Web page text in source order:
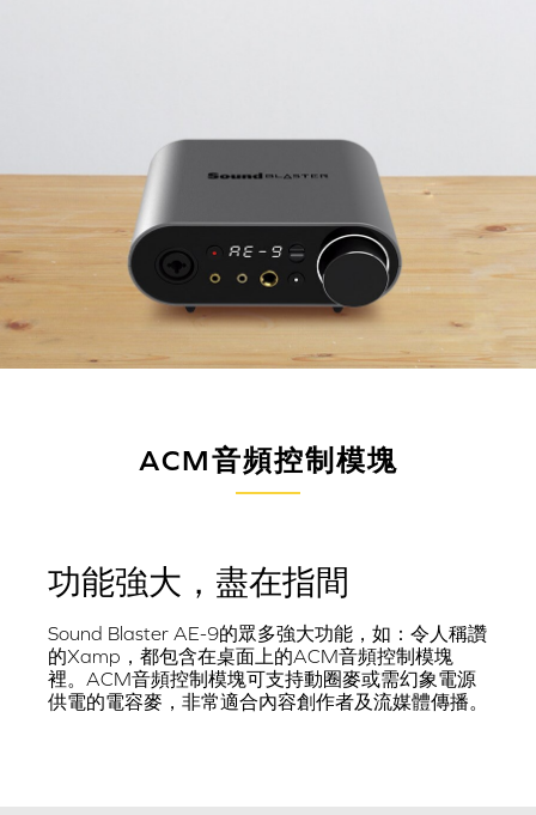
ACM音頻控制模塊
功能強大，盡在指間
Sound Blaster AE-9的眾多強大功能，如：令人稱讚
的Xamp，都包含在桌面上的ACM音頻控制模塊
裡。ACM音頻控制模塊可支持動圈麥或需幻象電源
供電的電容麥，非常適合內容創作者及流媒體傳播。